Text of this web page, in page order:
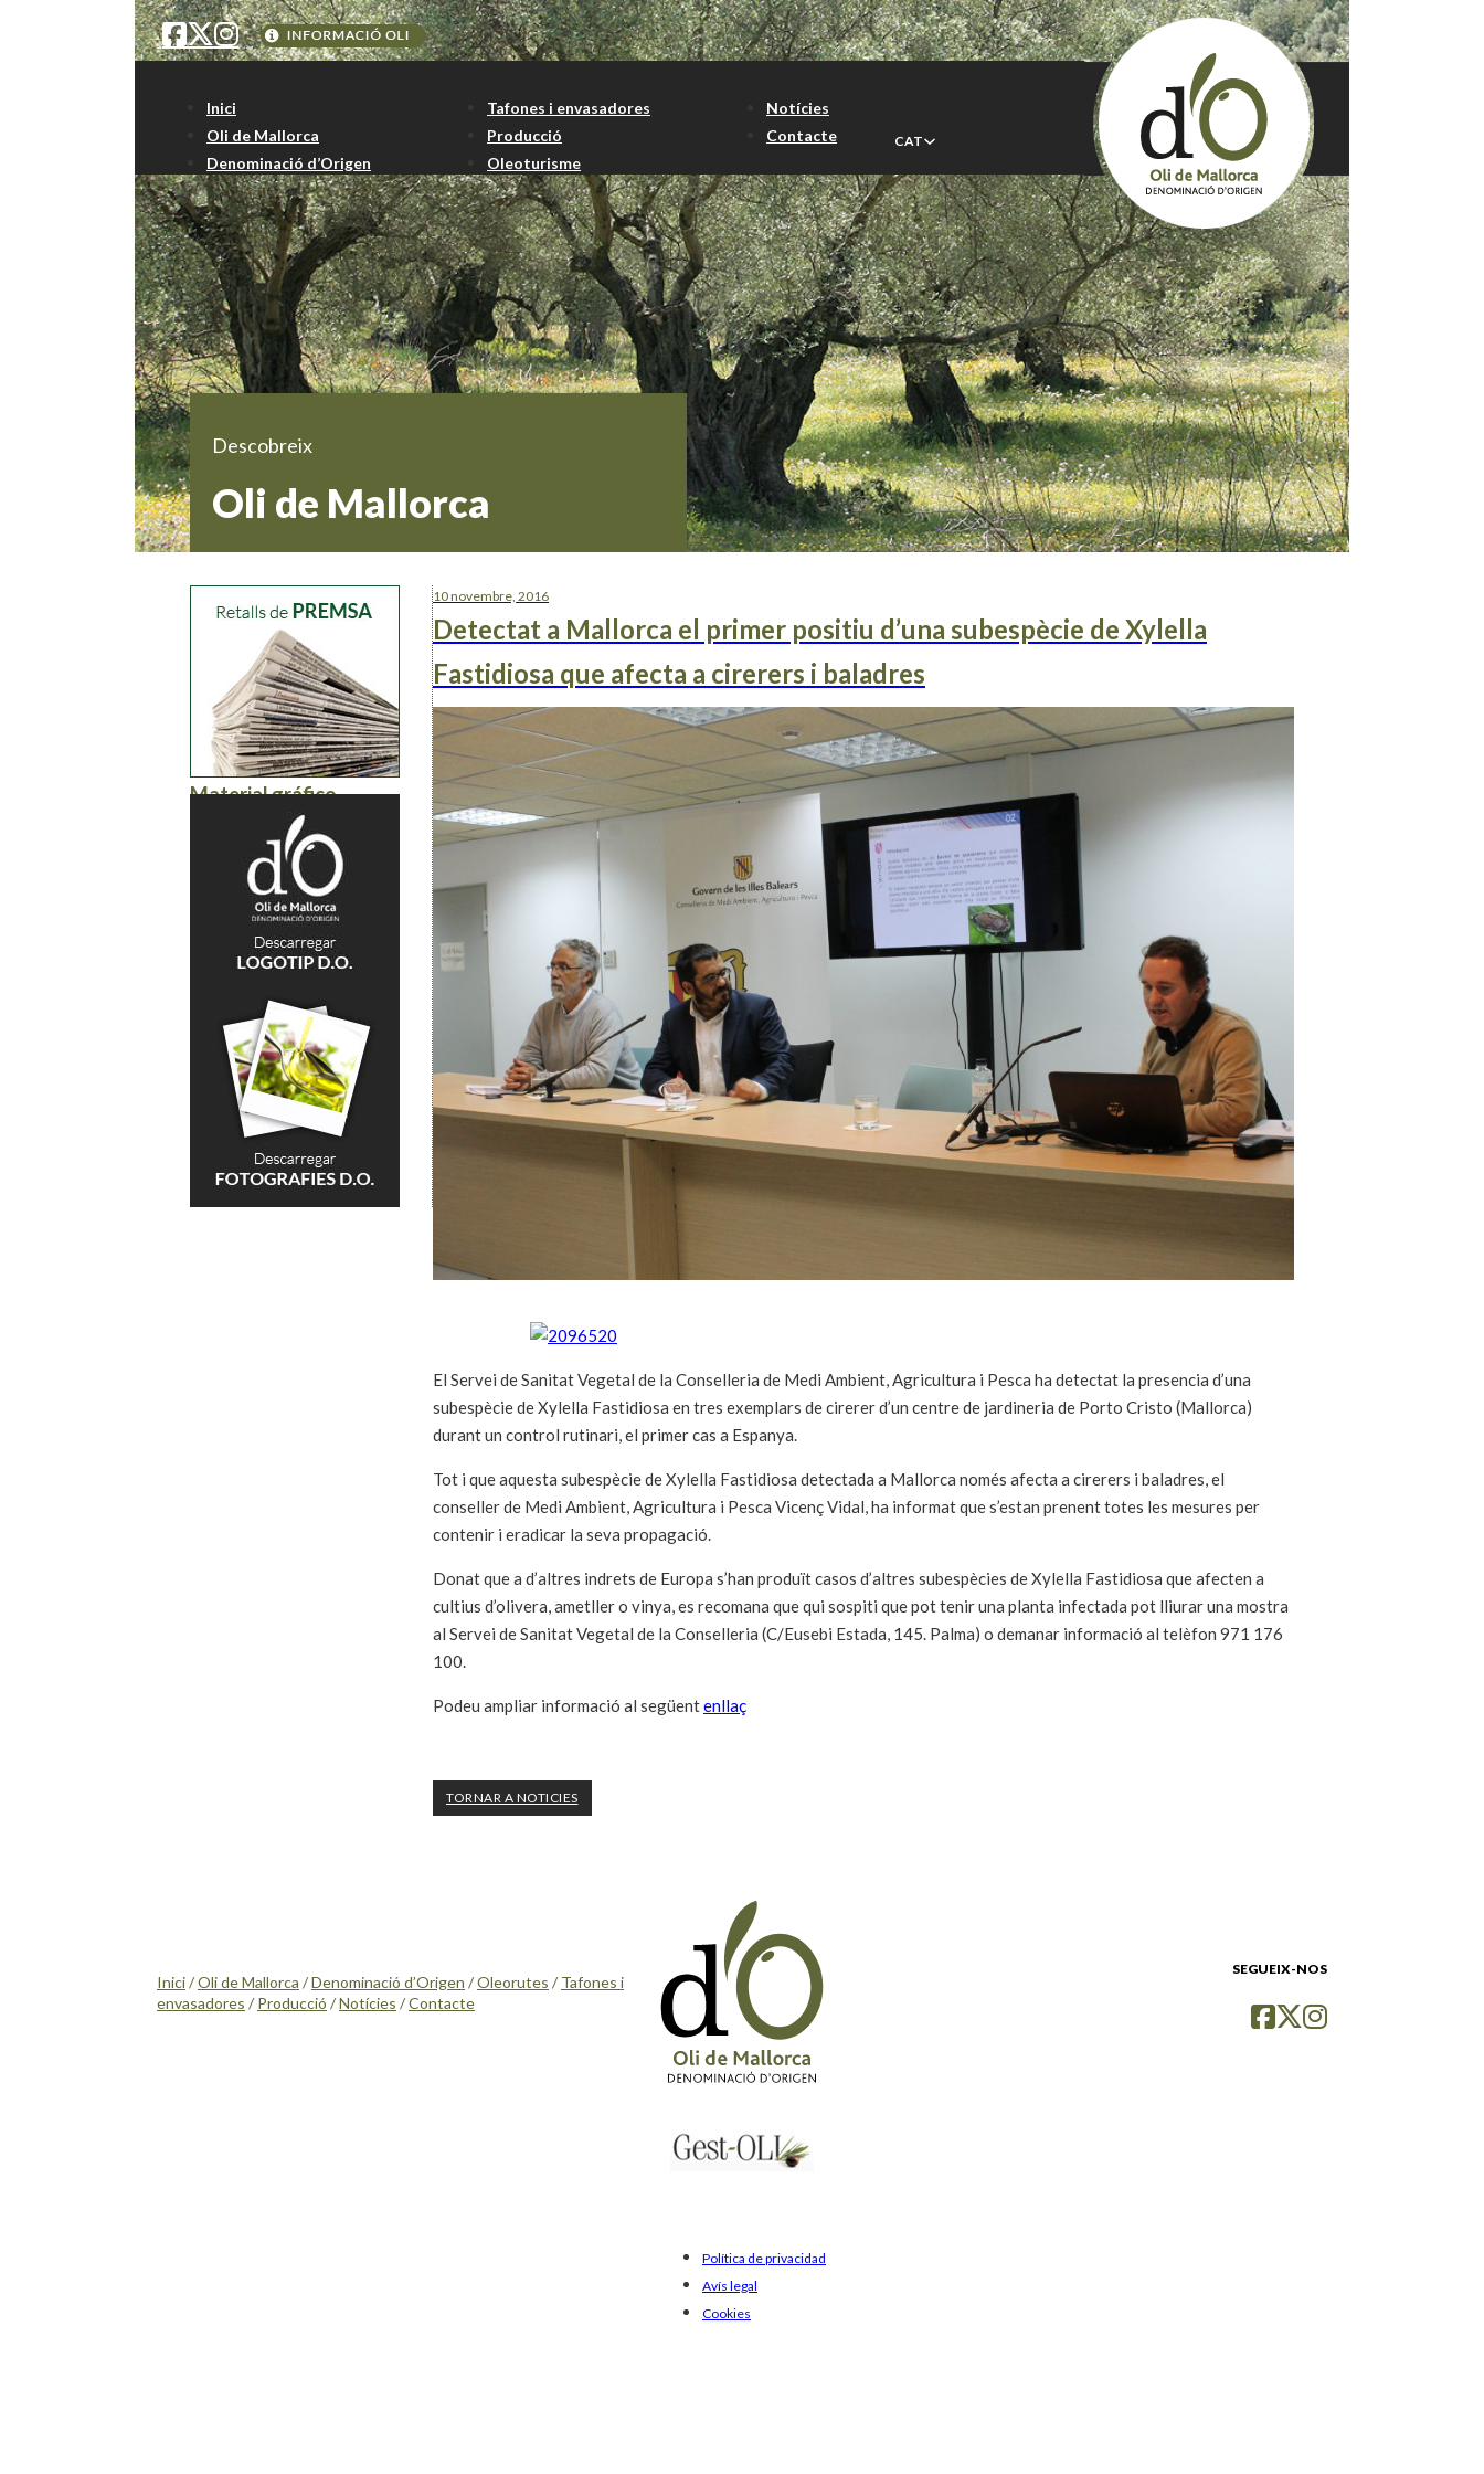
Inici
Oli de Mallorca
Denominació d’Origen
Tafones i envasadores
Producció
Oleoturisme
Notícies
Contacte
CAT
Descobreix
Oli de Mallorca
Material gráfico
10 novembre, 2016
Detectat a Mallorca el primer positiu d’una subespècie de Xylella
Fastidiosa que afecta a cirerers i baladres
El Servei de Sanitat Vegetal de la Conselleria de Medi Ambient, Agricultura i Pesca ha detectat la presencia d’una
subespècie de Xylella Fastidiosa en tres exemplars de cirerer d’un centre de jardineria de Porto Cristo (Mallorca)
durant un control rutinari, el primer cas a Espanya.
Tot i que aquesta subespècie de Xylella Fastidiosa detectada a Mallorca només afecta a cirerers i baladres, el
conseller de Medi Ambient, Agricultura i Pesca Vicenç Vidal, ha informat que s’estan prenent totes les mesures per
contenir i eradicar la seva propagació.
Donat que a d’altres indrets de Europa s’han produït casos d’altres subespècies de Xylella Fastidiosa que afecten a
cultius d’olivera, ametller o vinya, es recomana que qui sospiti que pot tenir una planta infectada pot lliurar una mostra
al Servei de Sanitat Vegetal de la Conselleria (C/Eusebi Estada, 145. Palma) o demanar informació al telèfon 971 176
100.
Podeu ampliar informació al següentenllaç
TORNAR A NOTICIES
Inici/Oli de Mallorca /Denominació d’Origen /Oleorutes / Tafones i
envasadores / Producció /Notícies /Contacte
SEGUEIX-NOS
Política de privacidad
Avís legal
Cookies